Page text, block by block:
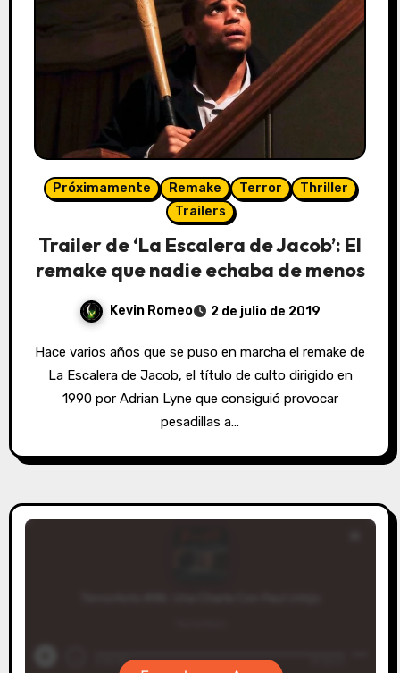
Próximamente Remake Terror
Thriller
Trailers
Trailer de ‘La Escalera de Jacob’: El
remake que nadie echaba de menos
Kevin Romeo 2 de julio de 2019
Hace varios años que se puso en marcha el remake de
La Escalera de Jacob, el título de culto dirigido en
1990 por Adrian Lyne que consiguió provocar
pesadillas a…